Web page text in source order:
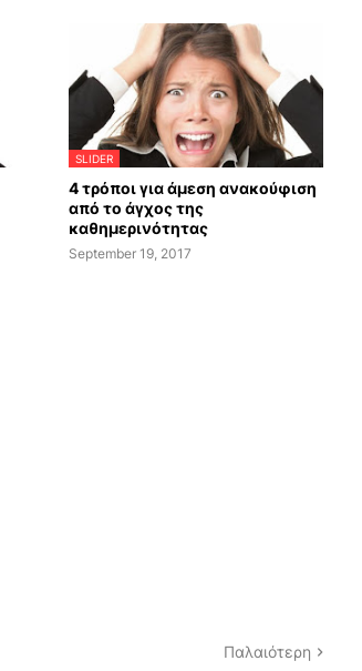
SLIDER
4 τρόποι για άμεση ανακούφιση
από το άγχος της
καθημερινότητας
September 19, 2017
Παλαιότερη